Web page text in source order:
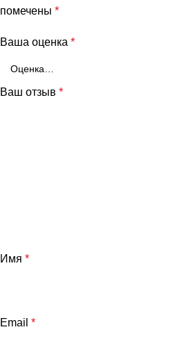
помечены *
Ваша оценка *
Ваш отзыв *
Имя *
Email *